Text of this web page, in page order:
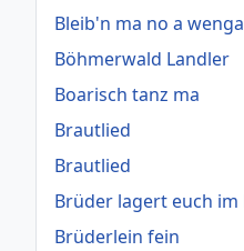
Bleib'n ma no a
Böhmerwald Landler
Boarisch tanz ma
Brautlied
Brautlied
Brüder lagert euch im
Brüderlein fein